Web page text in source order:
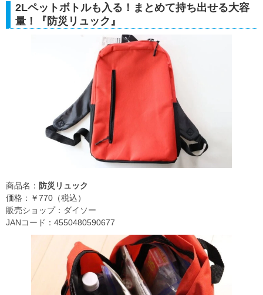
2Lペットボトルも入る！まとめて持ち出せる大容
量！『防災リュック』
商品名： 防災リュック
価格：￥770（税込）
販売ショップ：ダイソー
JANコード：4550480590677